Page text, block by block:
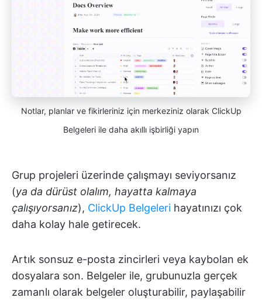
Notlar, planlar ve fikirleriniz için merkeziniz olarak ClickUp
Belgeleri ile daha akıllı işbirliği yapın
Grup projeleri üzerinde çalışmayı seviyorsanız
(ya da dürüst olalım, hayatta kalmaya
çalışıyorsanız), ClickUp Belgeleri hayatınızı çok
daha kolay hale getirecek.
Artık sonsuz e-posta zincirleri veya kaybolan ek
dosyalara son. Belgeler ile, grubunuzla gerçek
zamanlı olarak belgeler oluşturabilir, paylaşabilir